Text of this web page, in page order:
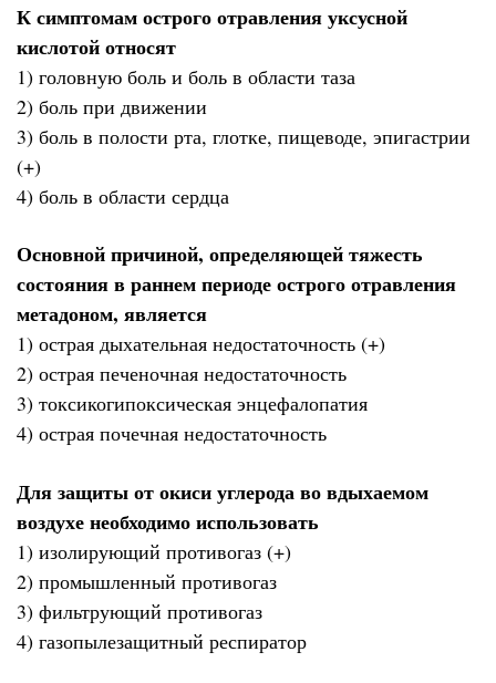
К симптомам острого отравления уксусной
кислотой относят
1) головную боль и боль в области таза
2) боль при движении
3) боль в полости рта, глотке, пищеводе, эпигастрии
(+)
4) боль в области сердца
Основной причиной, определяющей тяжесть
состояния в раннем периоде острого отравления
метадоном, является
1) острая дыхательная недостаточность (+)
2) острая печеночная недостаточность
3) токсикогипоксическая энцефалопатия
4) острая почечная недостаточность
Для защиты от окиси углерода во вдыхаемом
воздухе необходимо использовать
1) изолирующий противогаз (+)
2) промышленный противогаз
3) фильтрующий противогаз
4) газопылезащитный респиратор